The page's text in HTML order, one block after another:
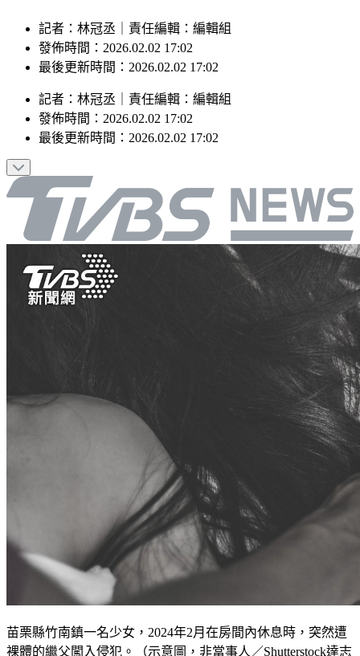
發佈時間：2026.02.02 17:02
最後更新時間：2026.02.02 17:02
發佈時間：2026.02.02 17:02
最後更新時間：2026.02.02 17:02
裸體的繼父闖入侵犯。（示意圖，非當事人／Shutterstock達志
影像）